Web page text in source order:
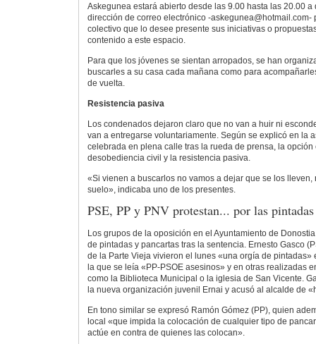
Askegunea estará abierto desde las 9.00 hasta las 20.00
dirección de correo electrónico -askegunea@hotmail.com-
colectivo que lo desee presente sus iniciativas o
contenido a este espacio.
Para que los jóvenes se sientan arropados, se han
buscarles a su casa cada mañana como para
de vuelta.
Resistencia pasiva
Los condenados dejaron claro que no van a huir ni
van a entregarse voluntariamente. Según se explicó en la
celebrada en plena calle tras la rueda de prensa, la opción
desobediencia civil y la resistencia pasiva.
«Si vienen a buscarlos no vamos a dejar que se los lleven,
suelo», indicaba uno de los presentes.
PSE, PP y PNV protestan... por las pintadas
Los grupos de la oposición en el Ayuntamiento de
de pintadas y pancartas tras la sentencia. Ernesto Gasco
de la Parte Vieja vivieron el lunes «una orgía de pintadas»
la que se leía «PP-PSOE asesinos» y en otras realizadas
como la Biblioteca Municipal o la iglesia de San Vicente.
la nueva organización juvenil Ernai y acusó al alcalde de
En tono similar se expresó Ramón Gómez (PP), quien
local «que impida la colocación de cualquier tipo de
actúe en contra de quienes las colocan».